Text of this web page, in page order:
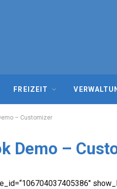
FREIZEIT
– Customizer
Demo –